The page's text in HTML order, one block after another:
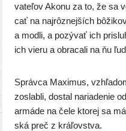
va­te­ľov Akonu za to, že sa
cať na naj­rôz­nej­ších
a mod­li, a pozý­vať ich
ich vie­ru a obra­ca­li na ňu
Správca Maximus,
zoslab­li, dostal naria­de­nie
armá­de na čele kto­rej sa
ská preč z kráľovstva.